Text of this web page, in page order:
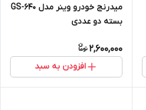
میدرنج خودرو وینر مدل GS-640
بسته دو عددی
2,600,000
افزودن به سبد